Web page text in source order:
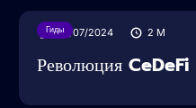
Гиды05/07/2024 2 M
Революция CeDeFi